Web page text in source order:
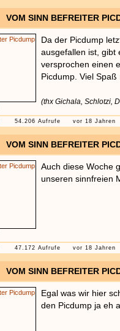
VOM SINN BEFREITER
Da der Picdump
ausgefallen ist, gibt
versprochen einen
Picdump. Viel
(thx Gichala, Schlotzi,
54.206 Aufrufe vor 18 Jahren
VOM SINN BEFREITER
Auch diese Woche
unseren sinnfreien
47.172 Aufrufe vor 18 Jahren
VOM SINN BEFREITER
Egal was wir hier
den Picdump ja eh